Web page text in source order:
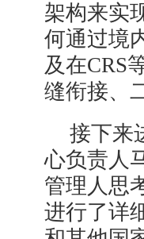
架构来实
何通过境
及在CRS
缝衔接、
接下来
心负责人
管理人思
进行了详